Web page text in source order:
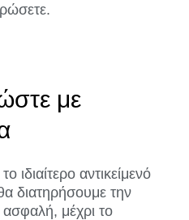
με
ιδιαίτερο αντικείμενό
διατηρήσουμε την
μέχρι το